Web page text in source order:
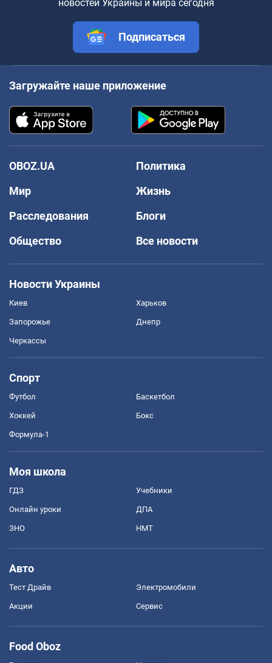
новостей Украины и мира сегодня
Подписаться
Загружайте наше приложение
OBOZ.UA
Политика
Мир
Жизнь
Расследования
Блоги
Общество
Все новости
Новости Украины
Киев Харьков
Запорожье Днепр
Черкассы
Спорт
Футбол Баскетбол
Хоккей Бокс
Формула-1
Моя школа
ГДЗ Учебники
Онлайн уроки ДПА
ЗНО НМТ
Авто
Тест Драйв Электромобили
Акции Сервис
Food Oboz